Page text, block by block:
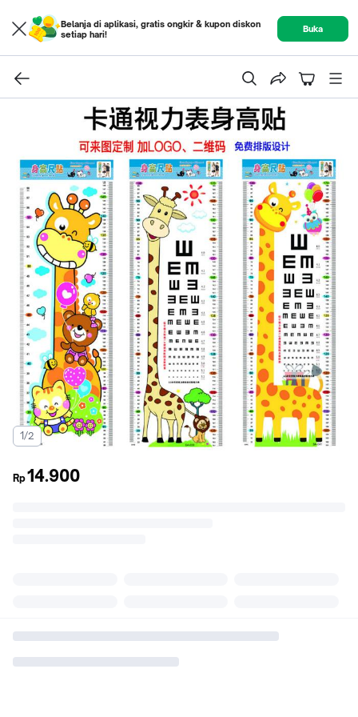
Belanja di aplikasi, gratis ongkir & kupon diskon
setiap hari!
Buka
1/2
Rp14.900